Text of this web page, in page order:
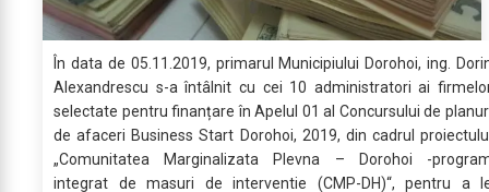
În data de 05.11.2019, primarul Municipiului Dorohoi, ing.
Alexandrescu s-a întâlnit cu cei 10 administratori ai
selectate pentru finanțare în Apelul 01 al Concursului de
de afaceri Business Start Dorohoi, 2019, din cadrul
„Comunitatea Marginalizata Plevna – Dorohoi -
integrat de masuri de interventie (CMP-DH)“, pentru a